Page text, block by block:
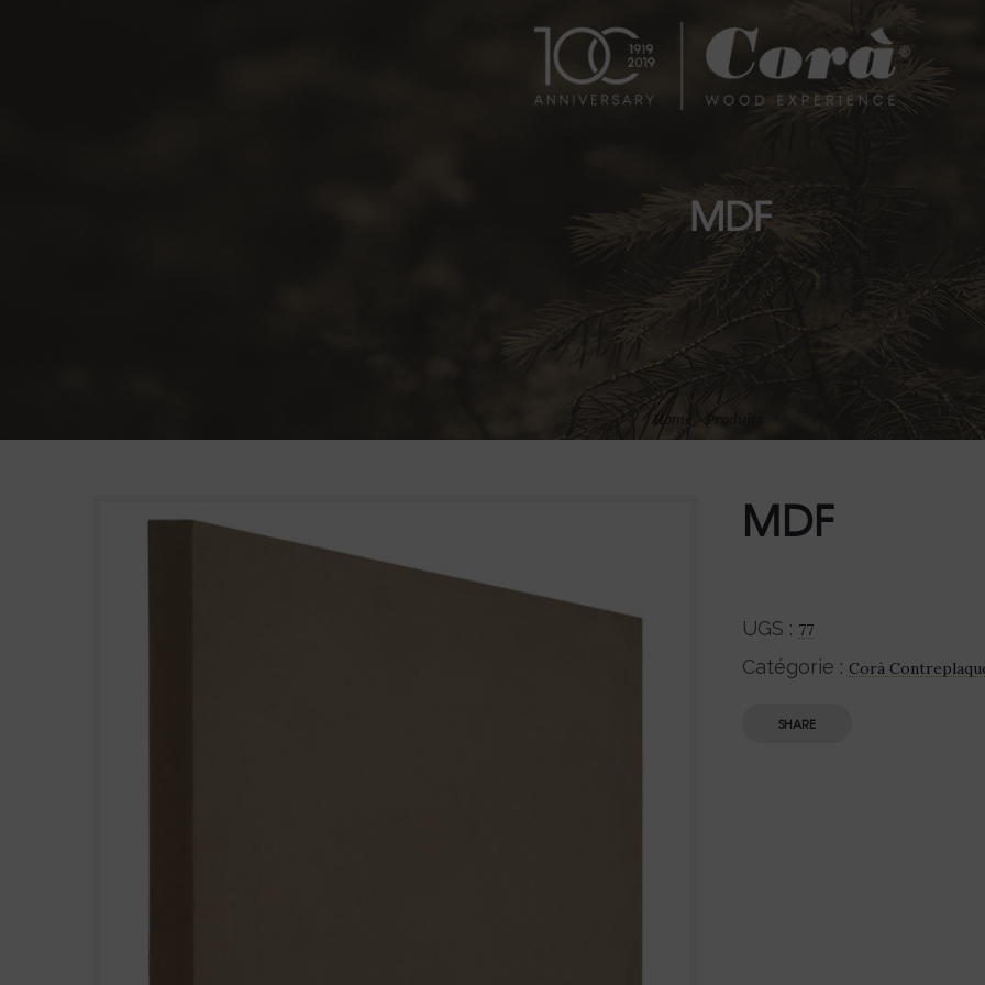
MDF
Home Produits
MDF
UGS : 77
Catégorie : Corà
SHARE